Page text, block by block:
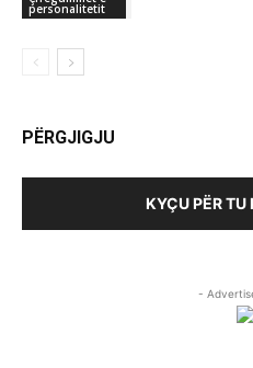
personalitetit
PËRGJIGJU
KYÇU PËR TU
-